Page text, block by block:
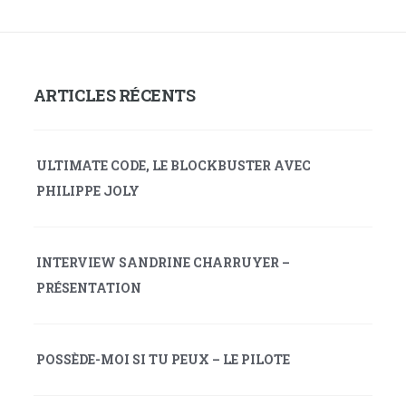
ARTICLES RÉCENTS
ULTIMATE CODE, LE BLOCKBUSTER AVEC
PHILIPPE JOLY
INTERVIEW SANDRINE CHARRUYER –
PRÉSENTATION
POSSÈDE-MOI SI TU PEUX – LE PILOTE